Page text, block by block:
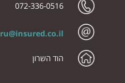
072-336-0516
ru@insured.co.il
הוד השרון